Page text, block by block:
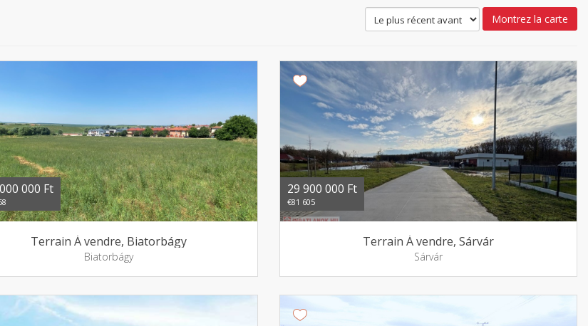
Montrez la carte
000 Ft
Terrain Á vendre, Biatorbágy
Biatorbágy
29 900 000 Ft
€81 605
Terrain Á vendre, Sárvár
Sárvár